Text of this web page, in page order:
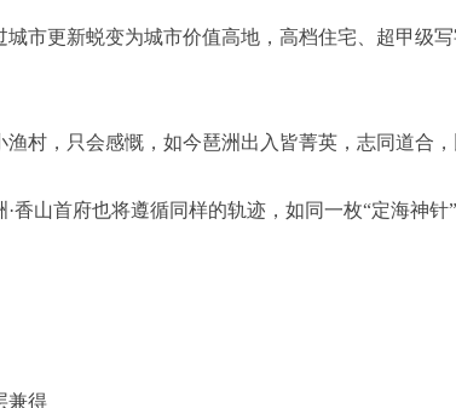
城市更新蜕变为城市价值高地，高档住宅、超甲级
村，只会感慨，如今琶洲出入皆菁英，志同道合，
香山首府也将遵循同样的轨迹，如同一枚“定海神
兼得